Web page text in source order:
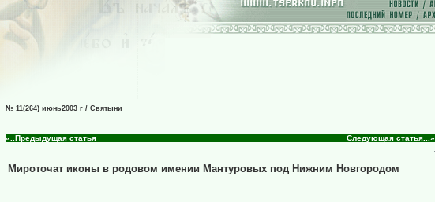
№ 11(264) июнь2003 г / Святыни
«..Предыдущая статья Следующая статья...»
Мироточат иконы в родовом имении Мантуровых под Нижним Новгородом